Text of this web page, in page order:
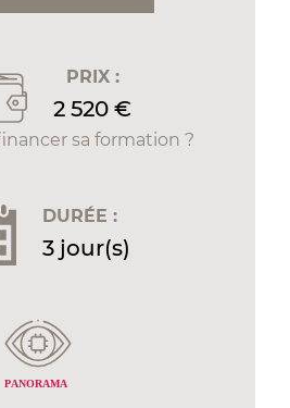
PRIX :
2 520 €
sa formation ?
DURÉE :
3 jour(s)
PANORAMA